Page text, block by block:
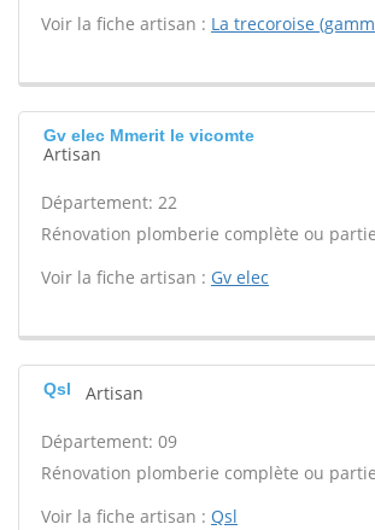
Voir la fiche artisan : La trecoroise
Gv elec Mmerit le vicomte
Artisan
Département: 22
Rénovation plomberie complète ou
Voir la fiche artisan : Gv elec
Qsl Artisan
Département: 09
Rénovation plomberie complète ou
Voir la fiche artisan : Qsl